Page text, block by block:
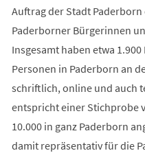
Auftrag der Stadt
Paderborner Bürgerinnen
Insgesamt haben etwa
Personen in Paderborn an
schriftlich, online und auch
entspricht einer Stichprobe
10.000 in ganz Paderborn
damit repräsentativ für die